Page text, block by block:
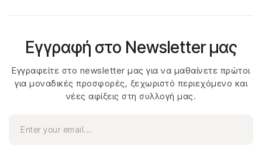
Εγγραφή στο Newsletter μας
Εγγραφείτε στο newsletter μας για να μαθαίνετε πρώτοι
για μοναδικές προσφορές, ξεχωριστό περιεχόμενο και
νέες αφίξεις στη συλλογή μας.